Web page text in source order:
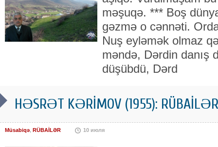
məşuqə. *** Boş
gəzmə o cənnəti.
Nuş eyləmək olmaz
məndə, Dərdin danış
düşübdü, Dərd
HƏSRƏT KƏRİMOV (1955): RÜBAİLƏR
Müsabiqə, RÜBAİLƏR 10 июля